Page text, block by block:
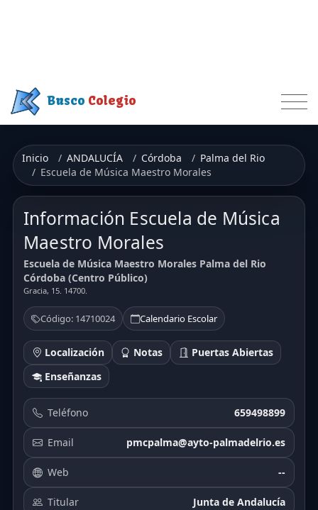
Busco Colegio
Inicio ANDALUCÍA Córdoba
Palma del Rio
Escuela de Música Maestro Morales
Información Escuela de Música
Maestro Morales
Escuela de Música Maestro Morales Palma del Rio
Córdoba (Centro Público)
Gracia, 15. 14700.
Código: 14710024 Calendario Escolar
Localización Notas
Puertas Abiertas
Enseñanzas
Teléfono 659498899
Email pmcpalma@ayto-palmadelrio.es
Web --
Titular Junta de Andalucía